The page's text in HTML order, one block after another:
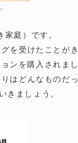
庭）です。
を受けたことがき
ンを購入されまし
はどんなものだっ
きましょう。